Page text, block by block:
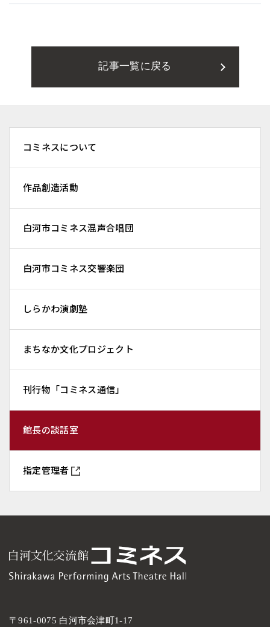
記事一覧に戻る
コミネスについて
作品創造活動
白河市コミネス混声合唱団
白河市コミネス交響楽団
しらかわ演劇塾
まちなか文化プロジェクト
刊行物「コミネス通信」
館長の談話室
指定管理者
〒961-0075 白河市会津町1-17